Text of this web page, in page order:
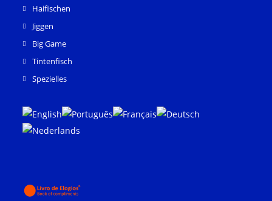
Haifischen
Jiggen
Big Game
Tintenfisch
Spezielles